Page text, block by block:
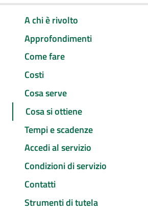
A chi è rivolto
Approfondimenti
Come fare
Costi
Cosa serve
Cosa si ottiene
Tempi e scadenze
Accedi al servizio
Condizioni di servizio
Contatti
Strumenti di tutela